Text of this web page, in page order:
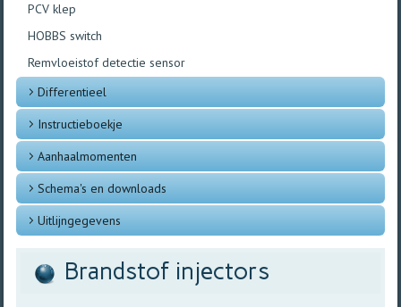
PCV klep
HOBBS switch
Remvloeistof detectie sensor
Differentieel
Instructieboekje
Aanhaalmomenten
Schema's en downloads
Uitlijngegevens
Brandstof injectors